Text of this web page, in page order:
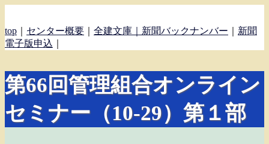
top センター概要 全建文庫｜ 新聞バックナンバー
新聞
電子版申込
第66回管理組合オンライン
セミナー（10-29）第１部